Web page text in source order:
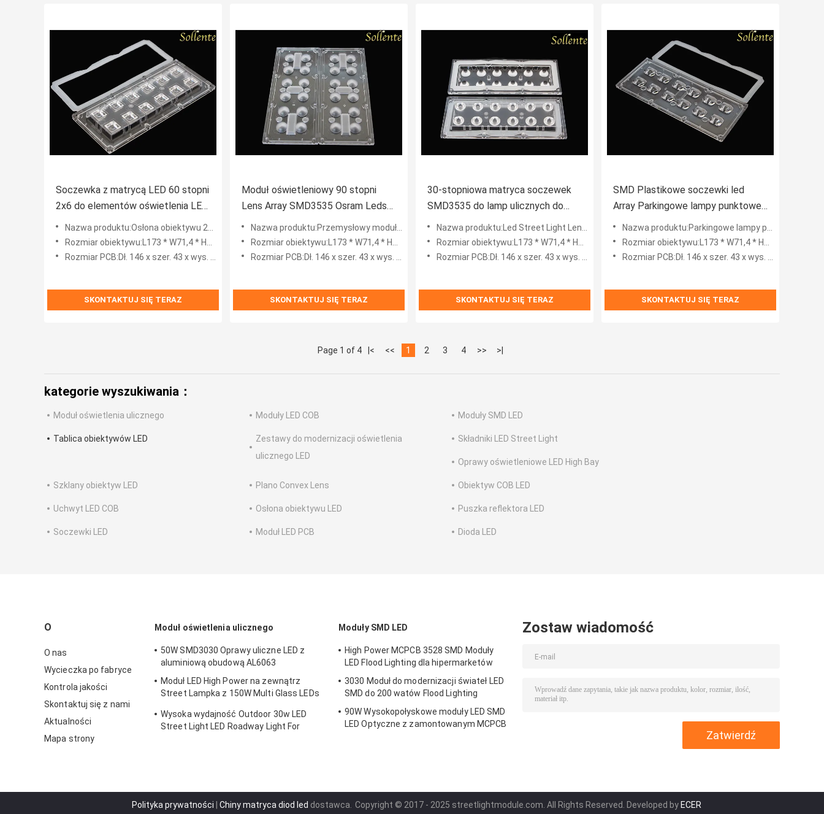
Soczewka z matrycą LED 60 stopni
2x6 do elementów oświetlenia LED
o mocy 12 W.
Nazwa produktu:Osłona obiektywu 2x6 Led Array 60x60 stopni dla 12 watowych elementów oświetlenia LED
Rozmiar obiektywu:L173 * W71,4 * H11,5MM
Rozmiar PCB:Dł. 146 x szer. 43 x wys. 1,5 mm
SKONTAKTUJ SIĘ TERAZ
Moduł oświetleniowy 90 stopni
Lens Array SMD3535 Osram Leds
LensNazwa produktu:Przemysłowy moduł oświetleniowy 90 stopni Soczewki do diod LED SMD 3030 Osram
Rozmiar obiektywu:L173 * W71,4 * H10,7MM
Rozmiar PCB:Dł. 146 x szer. 43 x wys. 1,5 mm
SKONTAKTUJ SIĘ TERAZ
30-stopniowa matryca soczewek
SMD3535 do lamp ulicznych do
modułów oświetlenia
zewnętrznego
Nazwa produktu:Led Street Light Lens Array 30 stopni do modułów oświetlenia zewnętrznego SMD 3535
Rozmiar obiektywu:L173 * W71,4 * H11,5MM
Rozmiar PCB:Dł. 146 x szer. 43 x wys. 1,5 mm
SKONTAKTUJ SIĘ TERAZ
SMD Plastikowe soczewki led
Array Parkingowe lampy punktowe
Soczewka komponentowa do XTE
Nazwa produktu:Parkingowe lampy punktowe Soczewka komponentowa, soczewka LED 12 matryc z tworzywa sztucznego do XTE
Rozmiar obiektywu:L173 * W71,4 * H11,5MM
Rozmiar PCB:Dł. 146 x szer. 43 x wys. 1,5 mm
SKONTAKTUJ SIĘ TERAZ
Page 1 of 4 |< << 1 2 3 4 >> >|
kategorie wyszukiwania：
Moduł oświetlenia ulicznego Moduły LED COB Moduły SMD LED
Tablica obiektywów LED
Zestawy do modernizacji oświetlenia
ulicznego LED
Składniki LED Street Light
Oprawy oświetleniowe LED High Bay
Szklany obiektyw LED Plano Convex Lens Obiektyw COB LED
Uchwyt LED COB Osłona obiektywu LED Puszka reflektora LED
Soczewki LED Moduł LED PCB Dioda LED
O
O nas
Wycieczka po fabryce
Kontrola jakości
Skontaktuj się z nami
Aktualności
Mapa strony
Moduł oświetlenia ulicznego
50W SMD3030 Oprawy uliczne LED z
aluminiową obudową AL6063
Moduł LED High Power na zewnątrz
Street Lampka z 150W Multi Glass LEDs
Wysoka wydajność Outdoor 30w LED
Street Light LED Roadway Light For
Moduły SMD LED
High Power MCPCB 3528 SMD Moduły
LED Flood Lighting dla hipermarketów
3030 Moduł do modernizacji świateł LED
SMD do 200 watów Flood Lighting
90W Wysokopołyskowe moduły LED SMD
LED Optyczne z zamontowanym MCPCB
Zostaw wiadomość
Polityka prywatności Chiny matryca diod led dostawca. Copyright © 2017 - 2025 streetlightmodule.com. All Rights Reserved. Developed by ECER